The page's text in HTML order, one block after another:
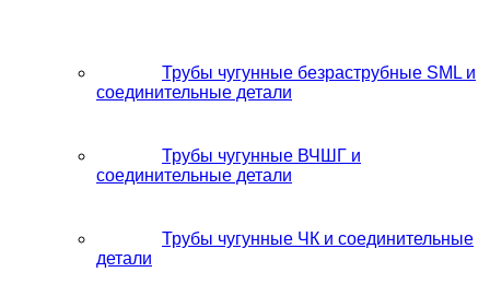
Трубы чугунные безраструбные SML и
соединительные детали
Трубы чугунные ВЧШГ и
соединительные детали
Трубы чугунные ЧК и соединительные
детали